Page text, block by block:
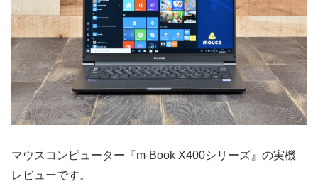
マウスコンピューター『m-Book X400シリーズ』の実機
レビューです。